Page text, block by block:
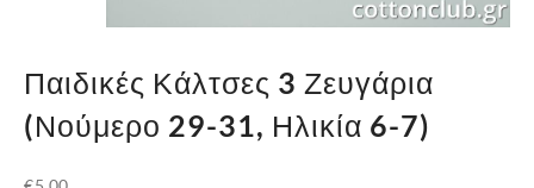
Παιδικές Κάλτσες 3 Ζευγάρια
(Νούμερο 29-31, Ηλικία 6-7)